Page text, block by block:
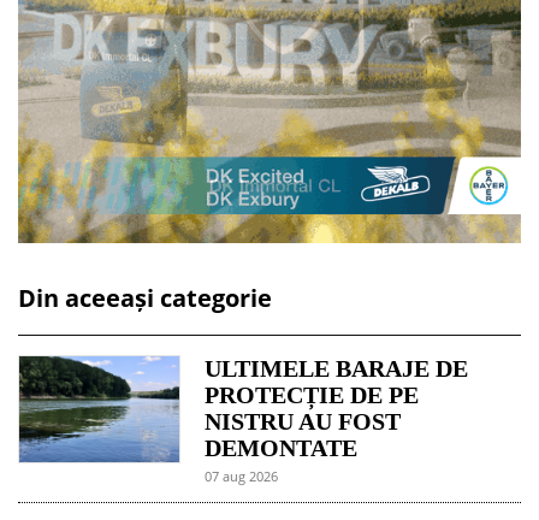
Din aceeași categorie
ULTIMELE BARAJE DE
PROTECȚIE DE PE
NISTRU AU FOST
DEMONTATE
07 aug 2026